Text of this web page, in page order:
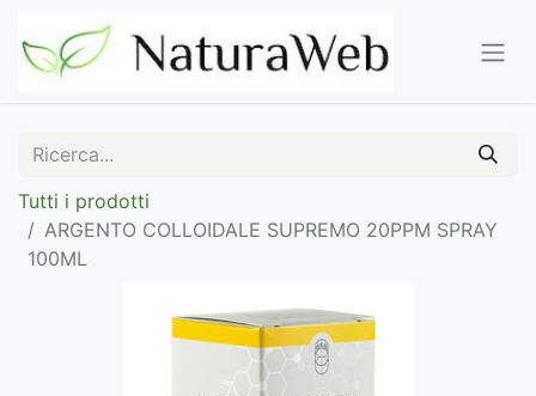
Tutti i prodotti
ARGENTO COLLOIDALE SUPREMO 20PPM SPRAY
100ML